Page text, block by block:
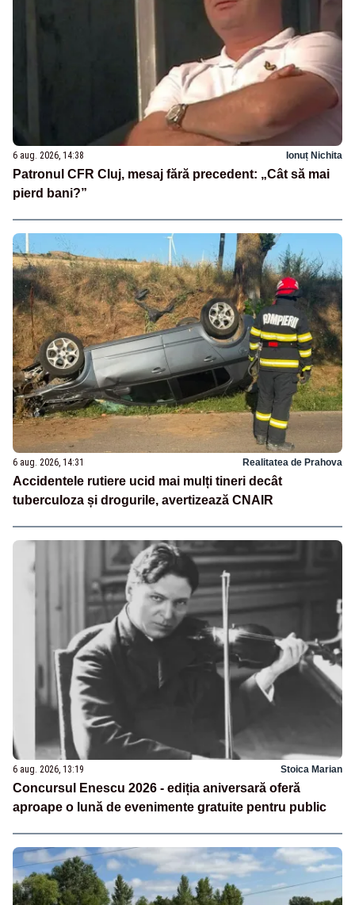
6 aug. 2026, 14:38 Ionuț Nichita
Patronul CFR Cluj, mesaj fără precedent: „Cât să mai
pierd bani?”
6 aug. 2026, 14:31 Realitatea de Prahova
Accidentele rutiere ucid mai mulți tineri decât
tuberculoza și drogurile, avertizează CNAIR
6 aug. 2026, 13:19 Stoica Marian
Concursul Enescu 2026 - ediția aniversară oferă
aproape o lună de evenimente gratuite pentru public